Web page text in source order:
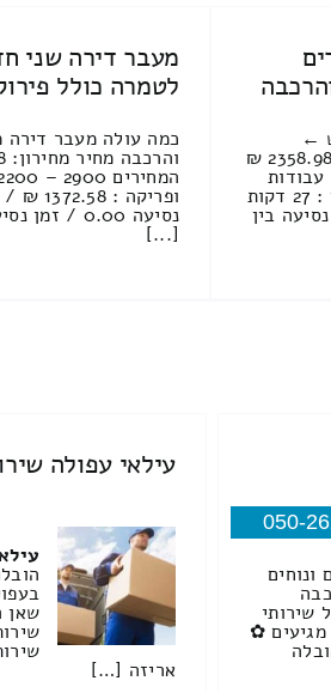
←
לטמרה כולל פירוק והרכבה מחיר מחירון: 2358.98 ₪
2900 – 2200 ₪ עבודות
סבלות , טעינה ופריקה : 1267.72 ₪ / זמן : 27 דקות
שקל / זמן נסיעה בין
מעבר דירה שני
לטמרה כולל
כמה עולה מעבר
[...]
050-
ונוחים
שירותי
מגיעים ✿
עילאי עפולה
שאן
אריזה […]